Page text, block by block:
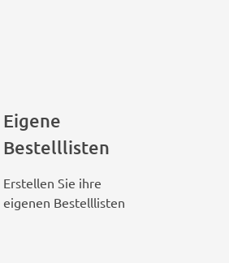
Eigene
Bestelllisten
Erstellen Sie ihre
eigenen Bestelllisten